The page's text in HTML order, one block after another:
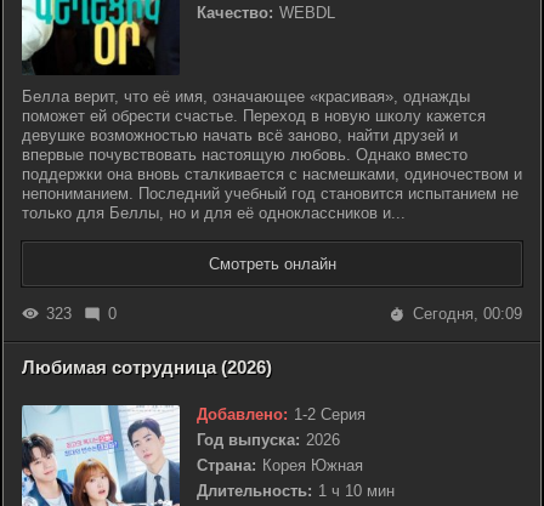
Качество: WEBDL
Белла верит, что её имя, означающее «красивая», однажды
поможет ей обрести счастье. Переход в новую школу кажется
девушке возможностью начать всё заново, найти друзей и
впервые почувствовать настоящую любовь. Однако вместо
поддержки она вновь сталкивается с насмешками, одиночеством и
непониманием. Последний учебный год становится испытанием не
только для Беллы, но и для её одноклассников и...
Смотреть онлайн
323 0 Сегодня, 00:09
Любимая сотрудница (2026)
Добавлено: 1-2 Серия
Год выпуска: 2026
Страна: Корея Южная
Длительность: 1 ч 10 мин